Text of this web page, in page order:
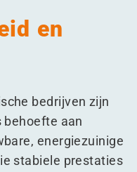
en
bedrijven zijn
behoefte aan
energiezuinige
stabiele prestaties